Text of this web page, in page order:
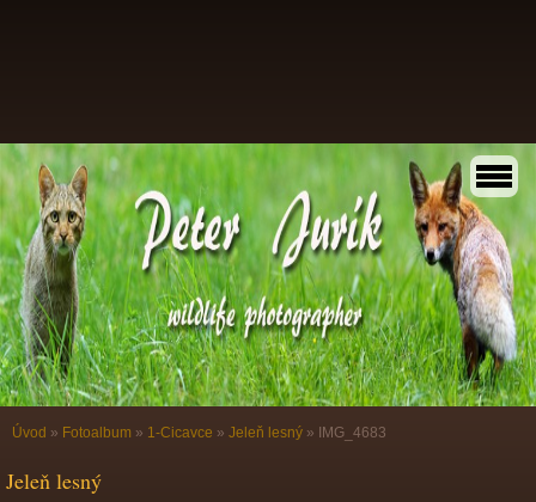
Úvod » Fotoalbum » 1-Cicavce » Jeleň lesný » IMG_4683
Jeleň lesný